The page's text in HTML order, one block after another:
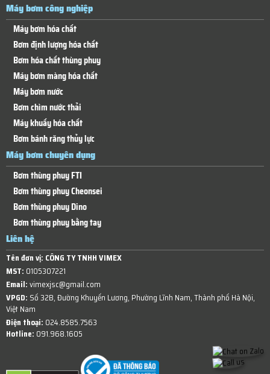
Máy bơm công nghiệp
Máy bơm hóa chất
Bơm định lượng hóa chất
Bơm hóa chất thùng phuy
Máy bơm màng hóa chất
Máy bơm nước
Bơm chìm nước thải
Máy khuấy hóa chất
Bơm bánh răng thủy lực
Máy bơm chuyên dụng
Bơm thùng phuy FTI
Bơm thùng phuy Cheonsei
Bơm thùng phuy Dino
Bơm thùng phuy bằng tay
Liên hệ
Tên đơn vị: CÔNG TY TNHH VIMEX
MST: 0105307221
Email:vimexjsc@gmail.com
VPGD: Số 32B, Đường Khuyến Lương, Phường Lĩnh Nam, Thành phố Hà Nội,
Việt Nam
Điện thoại: 024.8585.7563
Hotline: 091.968.1605